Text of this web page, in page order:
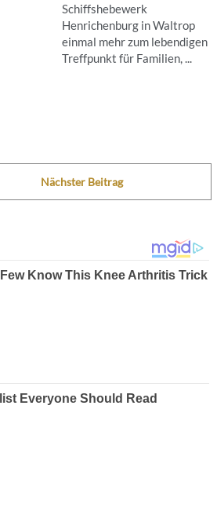
Schiffshebewerk
Henrichenburg in Waltrop
einmal mehr zum lebendigen
Treffpunkt für Familien, ...
Nächster Beitrag